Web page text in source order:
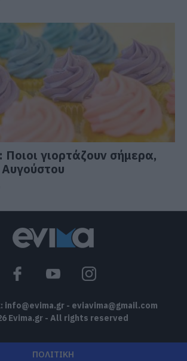
Ποιοι γιορτάζουν σήμερα,
info@evima.gr - eviavima@gmail.com
Evima.gr - All rights reserved
ΠΟΛΙΤΙΚΗ